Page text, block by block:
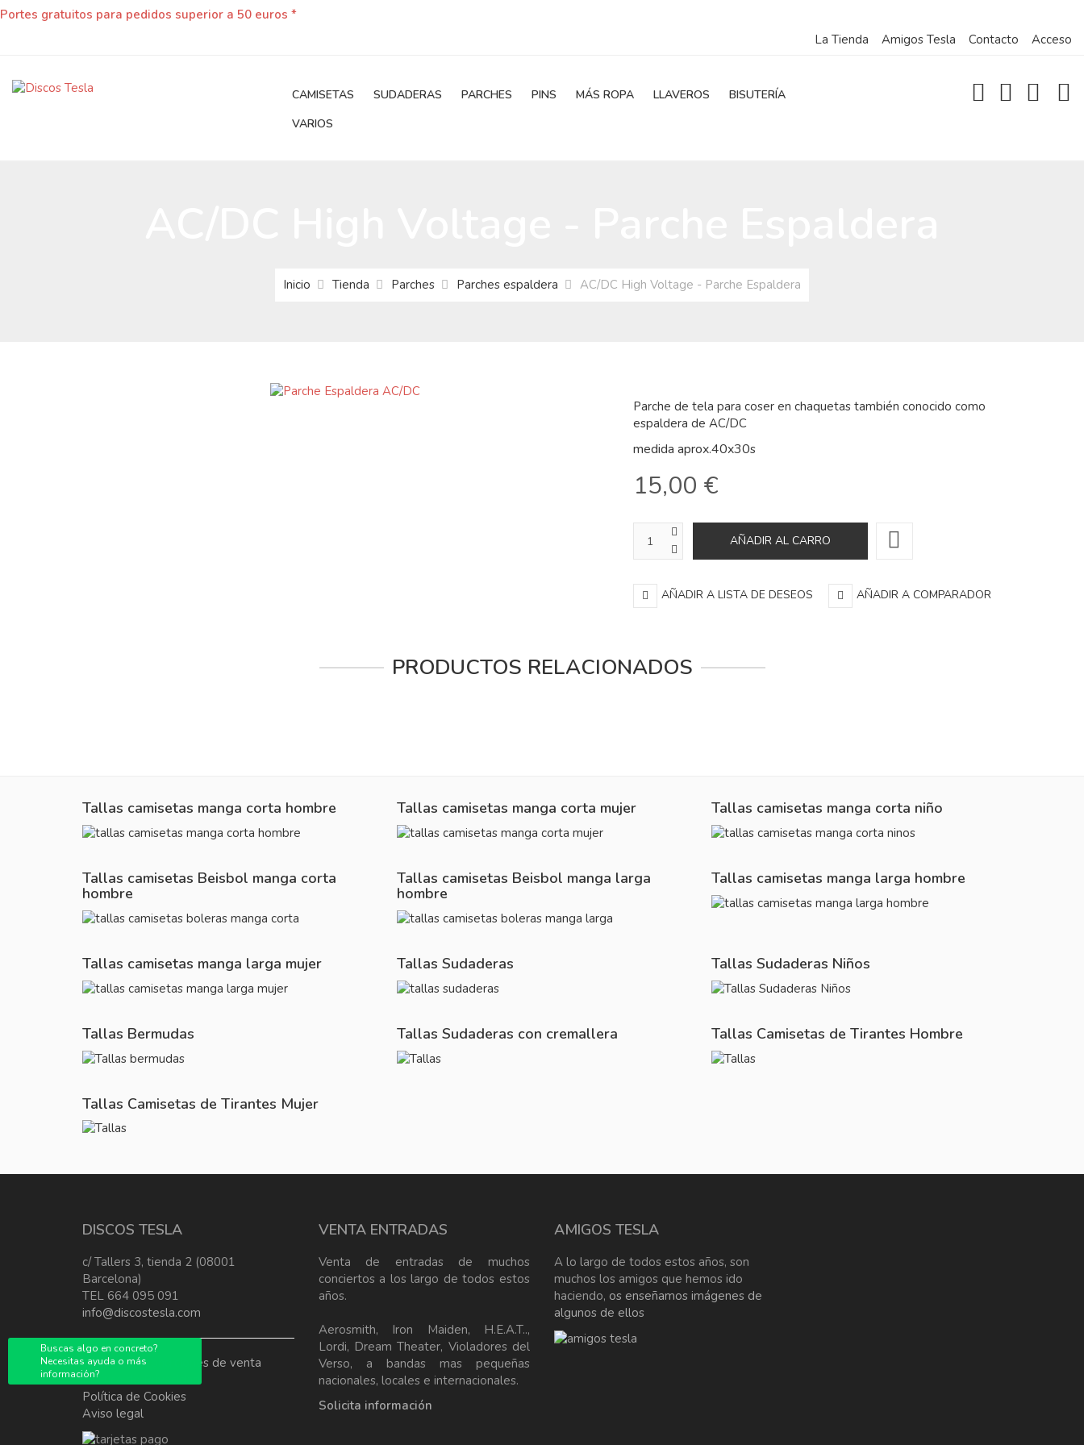
Portes gratuitos para pedidos superior a 50 euros *
La Tienda
Amigos Tesla Contacto Acceso
CAMISETAS SUDADERAS PARCHES PINS MÁS ROPA LLAVEROS
BISUTERÍA
VARIOS
Buscas algo en concreto?
Necesitas ayuda o más
información?
Inicio Tienda Parches Parches espaldera AC/DC High Voltage - Parche Espaldera
Parche de tela para coser en chaquetas también conocido como
espaldera de AC/DC
medida aprox.40x30s
15,00 €
AÑADIR A LISTA DE DESEOS AÑADIR A COMPARADOR
PRODUCTOS RELACIONADOS
Tallas camisetas manga corta hombre Tallas camisetas manga corta mujer Tallas camisetas manga corta niño
Tallas camisetas Beisbol manga corta
hombre
Tallas camisetas Beisbol manga larga
hombre
Tallas camisetas manga larga hombre
Tallas camisetas manga larga mujer Tallas Sudaderas Tallas Sudaderas Niños
Tallas Bermudas Tallas Sudaderas con cremallera Tallas Camisetas de Tirantes Hombre
Tallas Camisetas de Tirantes Mujer
DISCOS TESLA
c/ Tallers 3, tienda 2 (08001
Barcelona)
TEL 664 095 091
info@discostesla.com
Terminos y condiciones de venta
Política de Privacidad
Política de Cookies
Aviso legal
VENTA ENTRADAS
Venta de entradas de muchos
conciertos a los largo de todos estos
años.
Aerosmith, Iron Maiden, H.E.A.T..,
Lordi, Dream Theater, Violadores del
Verso, a bandas mas pequeñas
nacionales, locales e internacionales.
Solicita información
AMIGOS TESLA
A lo largo de todos estos años, son
muchos los amigos que hemos ido
haciendo, os enseñamos imágenes de
algunos de ellos